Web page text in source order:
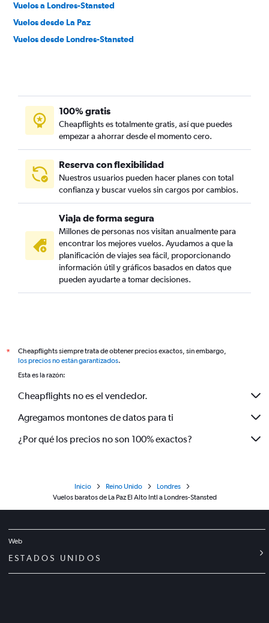
Vuelos a Londres-Stansted
Vuelos desde La Paz
Vuelos desde Londres-Stansted
100% gratis
Cheapflights es totalmente gratis, así que puedes
empezar a ahorrar desde el momento cero.
Reserva con flexibilidad
Nuestros usuarios pueden hacer planes con total
confianza y buscar vuelos sin cargos por cambios.
Viaja de forma segura
Millones de personas nos visitan anualmente para
encontrar los mejores vuelos. Ayudamos a que la
planificación de viajes sea fácil, proporcionando
información útil y gráficos basados en datos que
pueden ayudarte a tomar decisiones.
*
Cheapflights siempre trata de obtener precios exactos, sin embargo,
los precios no están garantizados.
Esta es la razón:
Cheapflights no es el vendedor.
Agregamos montones de datos para ti
¿Por qué los precios no son 100% exactos?
Inicio Reino Unido
Londres
Vuelos baratos de La Paz El Alto Intl a Londres-Stansted
Web
ESTADOS UNIDOS